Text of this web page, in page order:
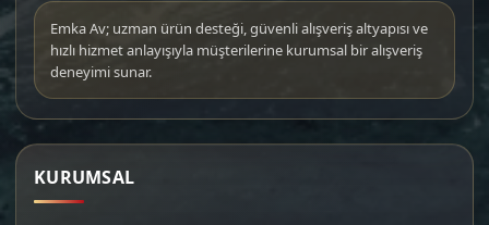
Emka Av; uzman ürün desteği, güvenli alışveriş altyapısı ve
hızlı hizmet anlayışıyla müşterilerine kurumsal bir alışveriş
deneyimi sunar.
KURUMSAL